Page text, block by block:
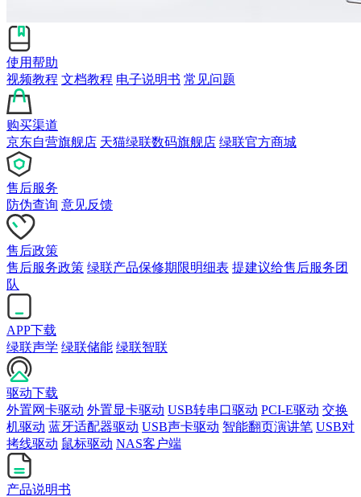
使用帮助
视频教程 文档教程 电子说明书 常见问题
购买渠道
京东自营旗舰店 天猫绿联数码旗舰店 绿联官方商城
售后服务
防伪查询 意见反馈
售后政策
售后服务政策 绿联产品保修期限明细表 提建议给售后服务团
队
APP下载
绿联声学 绿联储能 绿联智联
驱动下载
外置网卡驱动 外置显卡驱动 USB转串口驱动 PCI-E驱动 交换
机驱动 蓝牙适配器驱动 USB声卡驱动 智能翻页演讲笔 USB对
拷线驱动 鼠标驱动 NAS客户端
产品说明书